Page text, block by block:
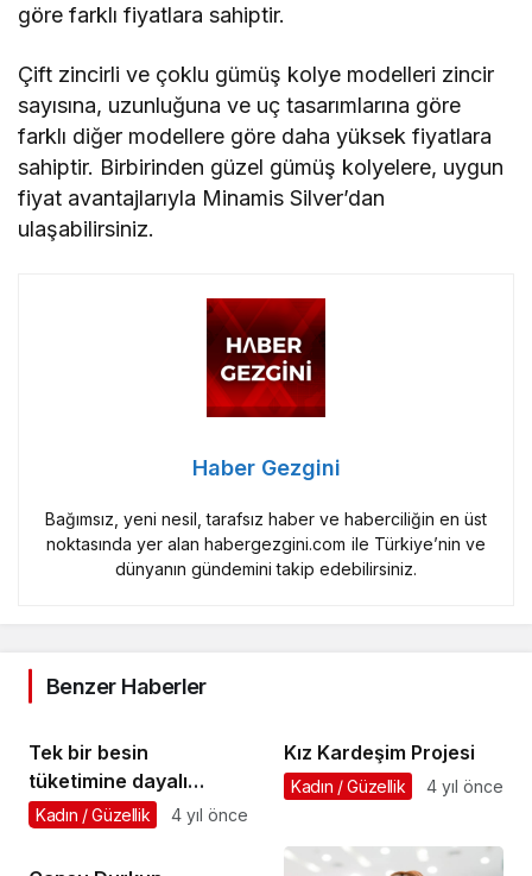
göre farklı fiyatlara sahiptir.
Çift zincirli ve çoklu gümüş kolye modelleri zincir
sayısına, uzunluğuna ve uç tasarımlarına göre
farklı diğer modellere göre daha yüksek fiyatlara
sahiptir. Birbirinden güzel gümüş kolyelere, uygun
fiyat avantajlarıyla Minamis Silver’dan
ulaşabilirsiniz.
Haber Gezgini
Bağımsız, yeni nesil, tarafsız haber ve haberciliğin en üst
noktasında yer alan habergezgini.com ile Türkiye’nin ve
dünyanın gündemini takip edebilirsiniz.
Benzer Haberler
Tek bir besin
tüketimine dayalı
diyetler
Kadın / Güzellik 4 yıl önce
Kız Kardeşim Projesi
Kadın / Güzellik 4 yıl önce